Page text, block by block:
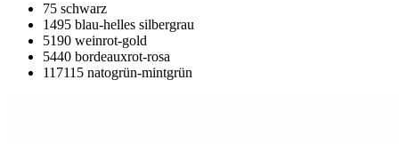
75 schwarz
1495 blau-helles silbergrau
5190 weinrot-gold
5440 bordeauxrot-rosa
117115 natogrün-mintgrün